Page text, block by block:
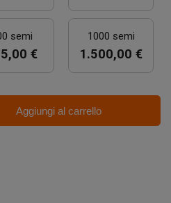
semi
€
1000 semi
1.500,00 €
Aggiungi al carrello